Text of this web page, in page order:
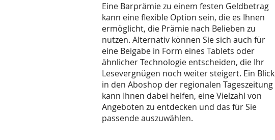
Eine Barprämie zu einem festen Geldbetrag
kann eine flexible Option sein, die es Ihnen
ermöglicht, die Prämie nach Belieben zu
nutzen. Alternativ können Sie sich auch für
eine Beigabe in Form eines Tablets oder
ähnlicher Technologie entscheiden, die Ihr
Lesevergnügen noch weiter steigert. Ein Blick
in den Aboshop der regionalen Tageszeitung
kann Ihnen dabei helfen, eine Vielzahl von
Angeboten zu entdecken und das für Sie
passende auszuwählen.